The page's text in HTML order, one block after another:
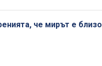
че мирът е близо